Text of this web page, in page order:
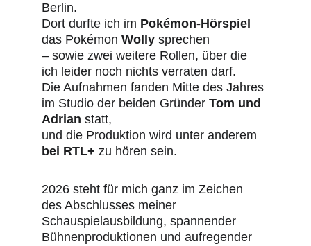
Berlin.
Dort durfte ich im Pokémon-Hörspiel
das Pokémon Wolly sprechen
– sowie zwei weitere Rollen, über die
ich leider noch nichts verraten darf.
Die Aufnahmen fanden Mitte des Jahres
im Studio der beiden Gründer Tom und
Adrian statt,
und die Produktion wird unter anderem
bei RTL+ zu hören sein.
2026 steht für mich ganz im Zeichen
des Abschlusses meiner
Schauspielausbildung, spannender
Bühnenproduktionen und aufregender